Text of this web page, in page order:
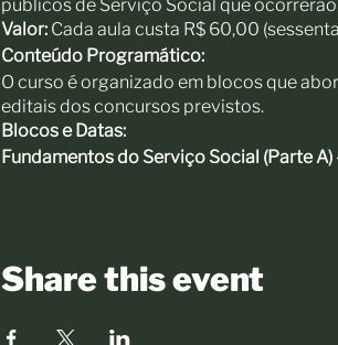
públicos de Serviço Social que
Valor:Cada aula custa R$ 60,00
Conteúdo Programático:
O curso é organizado em blocos que
editais dos concursos previstos.
Blocos e Datas:
Fundamentos do Serviço Social (Parte A)
Regulamento da Profissão
Projeto Ético-Político
Legislações (Parte A) -
Share this event